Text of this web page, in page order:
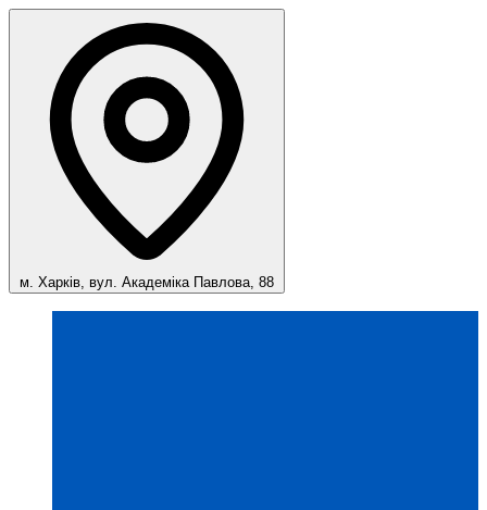
м. Харків, вул. Академіка Павлова, 88